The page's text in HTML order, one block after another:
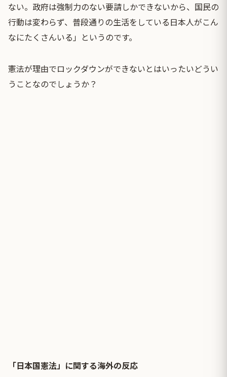
ない。政府は強制力のない要請しかできないから、国民の
行動は変わらず、普段通りの生活をしている日本人がこん
なにたくさんいる」というのです。
憲法が理由でロックダウンができないとはいったいどうい
うことなのでしょうか？
「日本国憲法」に関する海外の反応